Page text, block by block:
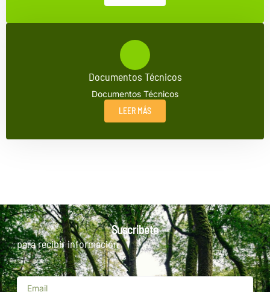
Documentos Técnicos
Documentos Técnicos
LEER MÁS
Suscribete
para recibir información